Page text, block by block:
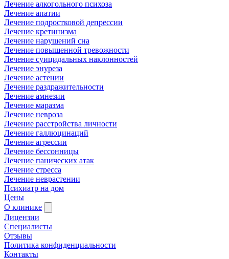
Лечение алкогольного психоза
Лечение апатии
Лечение подростковой депрессии
Лечение кретинизма
Лечение нарушений сна
Лечение повышенной тревожности
Лечение суицидальных наклонностей
Лечение энуреза
Лечение астении
Лечение раздражительности
Лечение амнезии
Лечение маразма
Лечение невроза
Лечение расстройства личности
Лечение галлюцинаций
Лечение агрессии
Лечение бессонницы
Лечение панических атак
Лечение стресса
Лечение неврастении
Психиатр на дом
Цены
О клинике
Лицензии
Специалисты
Отзывы
Политика конфиденциальности
Контакты